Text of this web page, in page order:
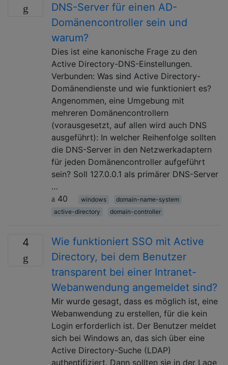
DNS-Server für einen AD-
Domänencontroller sein und
warum?
Dies ist eine kanonische Frage zu den
Active Directory-DNS-Einstellungen.
Verbunden: Was sind Active Directory-
Domänendienste und wie funktioniert es?
Angenommen, eine Umgebung mit
mehreren Domänencontrollern
(vorausgesetzt, auf allen wird auch DNS
ausgeführt): In welcher Reihenfolge sollten
die DNS-Server in den Netzwerkadaptern
für jeden Domänencontroller aufgeführt
sein? Soll 127.0.0.1 als primärer DNS-Server
…
40
windows
domain-name-system
active-directory
domain-controller
4
Wie funktioniert SSO mit Active
Directory, bei dem Benutzer
transparent bei einer Intranet-
Webanwendung angemeldet sind?
Mir wurde gesagt, dass es möglich ist, eine
Webanwendung zu erstellen, für die kein
Login erforderlich ist. Der Benutzer meldet
sich bei Windows an, das sich über eine
Active Directory-Suche (LDAP)
authentifiziert. Dann sollten sie in der Lage